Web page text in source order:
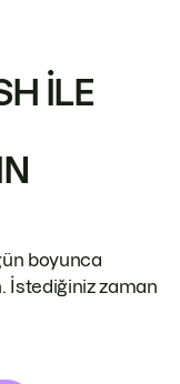
ILE
boyunca
İstediğiniz zaman